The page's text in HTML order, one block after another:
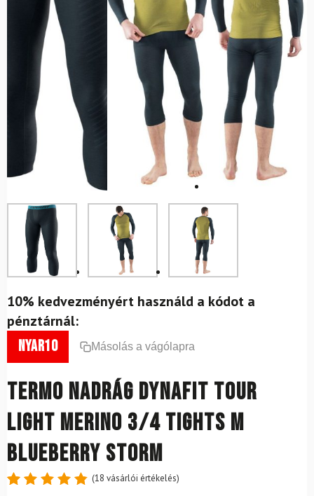
10% kedvezményért használd a kódot a
pénztárnál:
nyar10 Másolás a vágólapra
Termo nadrág DYNAFIT Tour
Light Merino 3/4 Tights M
Blueberry Storm
(18 vásárlói értékelés)